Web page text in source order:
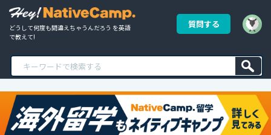
どうして何度も間違えちゃうんだろう を英語
で教えて!
質問する